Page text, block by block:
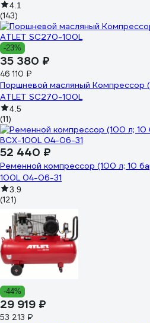
4.1
(143)
-23%
35 380 ₽
46 110 ₽
Поршневой масляный Компрессор
ATLET SC270-100L
4.5
(11)
52 440 ₽
Ременной компрессор (100 л; 10
100L 04-06-31
3.9
(121)
-44%
29 919 ₽
53 213 ₽